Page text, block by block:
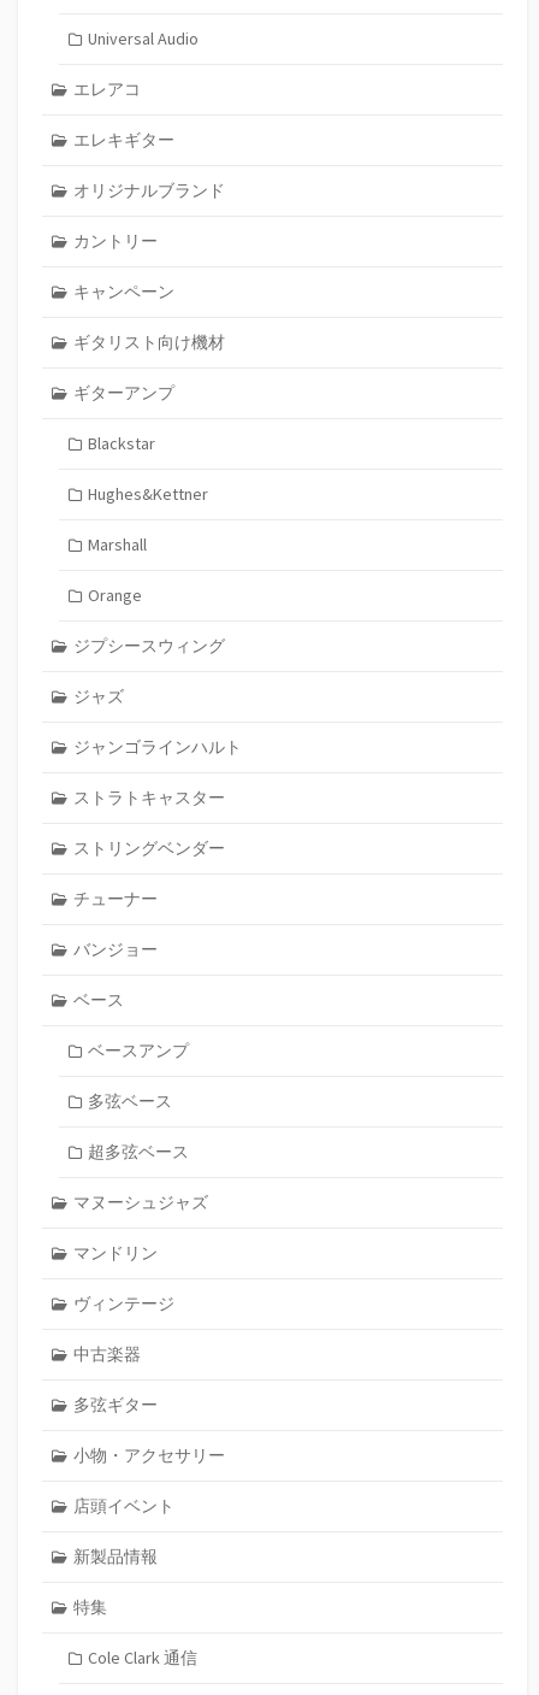
Universal Audio
エレアコ
エレキギター
オリジナルブランド
カントリー
キャンペーン
ギタリスト向け機材
ギターアンプ
Blackstar
Hughes&Kettner
Marshall
Orange
ジプシースウィング
ジャズ
ジャンゴラインハルト
ストラトキャスター
ストリングベンダー
チューナー
バンジョー
ベース
ベースアンプ
多弦ベース
超多弦ベース
マヌーシュジャズ
マンドリン
ヴィンテージ
中古楽器
多弦ギター
小物・アクセサリー
店頭イベント
新製品情報
特集
Cole Clark 通信